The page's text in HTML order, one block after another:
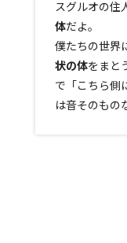
スグルオの住
体だよ。
僕たちの世界
状の体をまと
で「こちら側
は音そのもの